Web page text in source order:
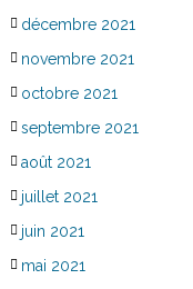
décembre 2021
novembre 2021
octobre 2021
septembre 2021
août 2021
juillet 2021
juin 2021
mai 2021